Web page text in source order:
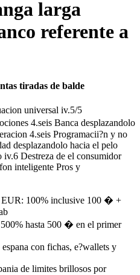
larga
referente a
tiradas de balde
universal iv.5/5
4.seis Banca desplazandolo
4.seis Programacii?n y no
desplazandolo hacia el pelo
Destreza de el consumidor
inteligente Pros y
EUR: 100% inclusive 100 � +
hasta 500 � en el primer
con fichas, e?wallets y
de limites brillosos por